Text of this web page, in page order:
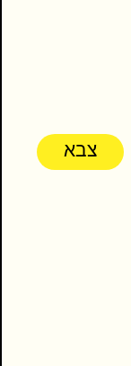
צבא